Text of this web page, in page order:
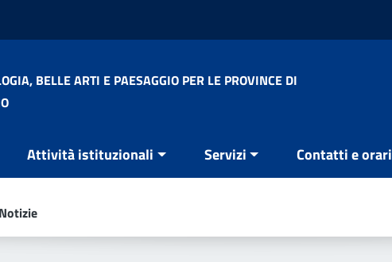
BELLE ARTI E PAESAGGIO PER LE PROVINCE DI
Attività istituzionali Servizi Contatti e orari
Notizie